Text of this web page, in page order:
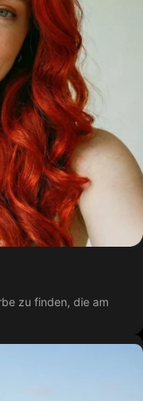
zu finden, die am